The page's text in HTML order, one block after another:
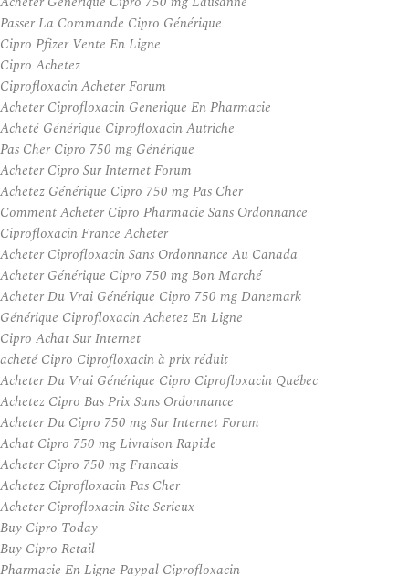
Passer La Commande Cipro Générique
Cipro Pfizer Vente En Ligne
Cipro Achetez
Ciprofloxacin Acheter Forum
Acheter Ciprofloxacin Generique En Pharmacie
Acheté Générique Ciprofloxacin Autriche
Pas Cher Cipro 750 mg Générique
Acheter Cipro Sur Internet Forum
Achetez Générique Cipro 750 mg Pas Cher
Comment Acheter Cipro Pharmacie Sans Ordonnance
Ciprofloxacin France Acheter
Acheter Ciprofloxacin Sans Ordonnance Au Canada
Acheter Générique Cipro 750 mg Bon Marché
Acheter Du Vrai Générique Cipro 750 mg Danemark
Générique Ciprofloxacin Achetez En Ligne
Cipro Achat Sur Internet
acheté Cipro Ciprofloxacin à prix réduit
Acheter Du Vrai Générique Cipro Ciprofloxacin Québec
Achetez Cipro Bas Prix Sans Ordonnance
Acheter Du Cipro 750 mg Sur Internet Forum
Achat Cipro 750 mg Livraison Rapide
Acheter Cipro 750 mg Francais
Achetez Ciprofloxacin Pas Cher
Acheter Ciprofloxacin Site Serieux
Buy Cipro Today
Buy Cipro Retail
Pharmacie En Ligne Paypal Ciprofloxacin